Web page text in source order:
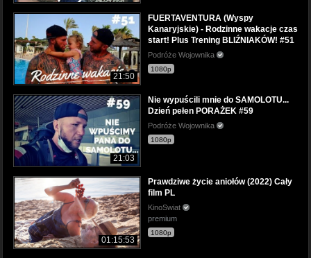
21:50
FUERTAVENTURA (Wyspy
Kanaryjskie) - Rodzinne wakacje czas
start! Plus Trening BLIŹNIAKÓW! #51
Podróże Wojownika
1080p
21:03
Nie wypuścili mnie do SAMOLOTU...
Dzień pełen PORAŻEK #59
Podróże Wojownika
1080p
01:15:53
Prawdziwe życie aniołów (2022) Cały
film PL
KinoSwiat
premium
1080p